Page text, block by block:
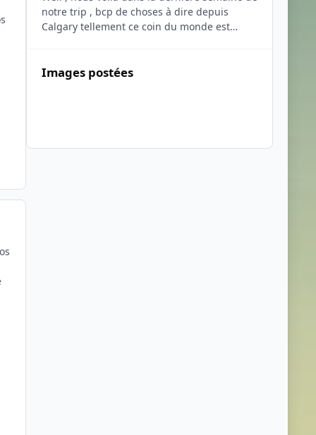
notre trip , bcp de choses à dire depuis
Calgary tellement ce coin du monde est
Images postées